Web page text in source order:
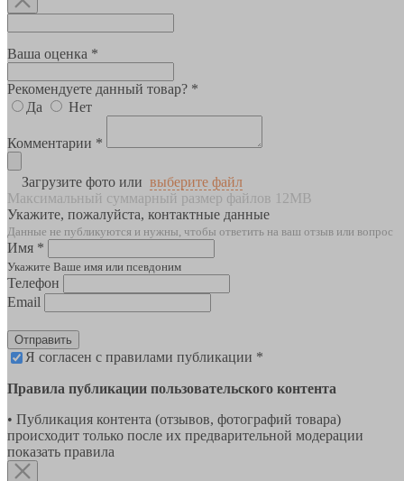
Ваша оценка *
Рекомендуете данный товар? *
Да
Нет
Комментарии *
Загрузите фото или выберите файл
Максимальный суммарный размер файлов 12MB
Укажите, пожалуйста, контактные данные
Данные не публикуются и нужны, чтобы ответить на ваш отзыв или вопрос
Имя *
Укажите Ваше имя или псевдоним
Телефон
Email
Отправить
Я согласен с правилами публикации *
Правила публикации пользовательского контента
• Публикация контента (отзывов, фотографий товара)
происходит только после их предварительной модерации
показать правила